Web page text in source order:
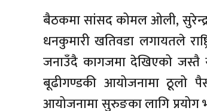
बैठकमा सांसद कोमल ओली,
धनकुमारी खतिवडा लगायतले
जनाउँदै कागजमा देखिएको जस्तै
बूढीगण्डकी आयोजनामा ठूलो
आयोजनामा सुरुङका लागि